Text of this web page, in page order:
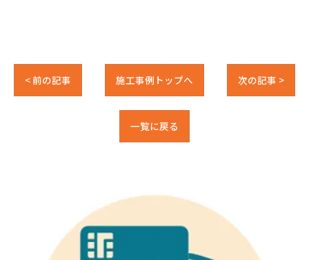
< 前の記事 施工事例トップへ 次の記事 >
一覧に戻る